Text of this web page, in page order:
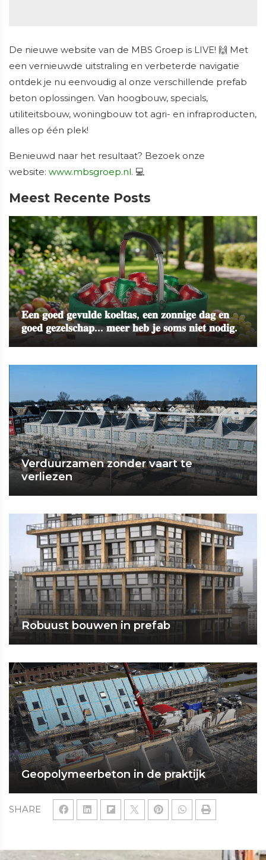
SHARE
De nieuwe website van de MBS Groep is LIVE! 🙌 Met
een vernieuwde uitstraling en verbeterde navigatie
ontdek je nu eenvoudig al onze verschillende prefab
beton oplossingen. Van hoogbouw, specials,
utiliteitsbouw, woningbouw tot agri- en infraproducten,
alles op één plek!
Benieuwd naar het resultaat? Bezoek onze
website: www.mbsgroep.nl. 💻
Meest Recente Posts
𝐄𝐞𝐧 𝐠𝐨𝐞𝐝 𝐠𝐞𝐯𝐮𝐥𝐝𝐞 𝐤𝐨𝐞𝐥𝐭𝐚𝐬, 𝐞𝐞𝐧 𝐳𝐨𝐧𝐧𝐢𝐠𝐞 𝐝𝐚𝐠 𝐞𝐧
𝐠𝐨𝐞𝐝 𝐠𝐞𝐳𝐞𝐥𝐬𝐜𝐡𝐚𝐩... 𝐦𝐞𝐞𝐫 𝐡𝐞𝐛 𝐣𝐞 𝐬𝐨𝐦𝐬 𝐧𝐢𝐞𝐭 𝐧𝐨𝐝𝐢𝐠.
Verduurzamen zonder vaart te
verliezen
Robuust bouwen in prefab
Geopolymeerbeton in de praktijk